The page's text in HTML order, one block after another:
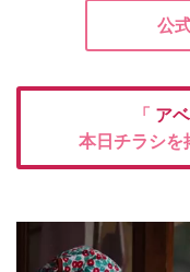
公
「 ア
本日チラシを